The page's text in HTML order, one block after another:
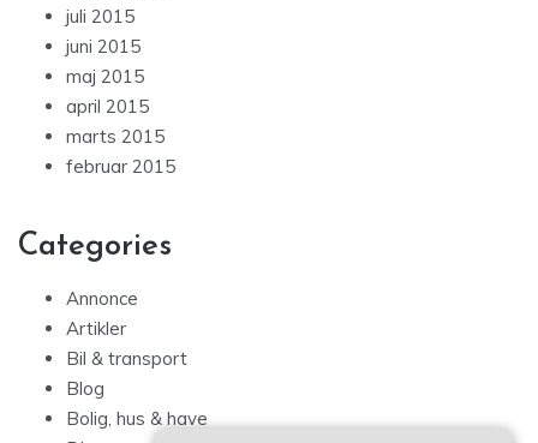
juli 2015
juni 2015
maj 2015
april 2015
marts 2015
februar 2015
Categories
Annonce
Artikler
Bil & transport
Blog
Bolig, hus & have